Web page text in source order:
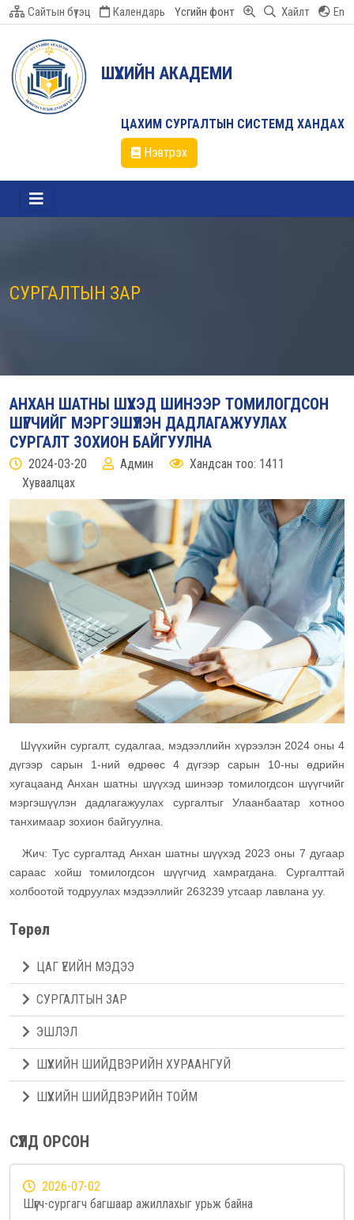
Сайтын бүтэц Календарь Үсгийн фонт Хайлт En
ШҮҮХИЙН АКАДЕМИ
ЦАХИМ СУРГАЛТЫН СИСТЕМД ХАНДАХ
Нэвтрэх
СУРГАЛТЫН ЗАР
АНХАН ШАТНЫ ШҮҮХЭД ШИНЭЭР ТОМИЛОГДСОН
ШҮҮГЧИЙГ МЭРГЭШҮҮЛЭН ДАДЛАГАЖУУЛАХ
СУРГАЛТ ЗОХИОН БАЙГУУЛНА
2024-03-20 Админ
Хандсан тоо: 1411
Хуваалцах
Шүүхийн сургалт, судалгаа, мэдээллийн хүрээлэн 2024 оны 4
дүгээр сарын 1-ний өдрөөс 4 дүгээр сарын 10-ны өдрийн
хугацаанд Анхан шатны шүүхэд шинээр томилогдсон шүүгчийг
мэргэшүүлэн дадлагажуулах сургалтыг Улаанбаатар хотноо
танхимаар зохион байгуулна.
Жич: Тус сургалтад Анхан шатны шүүхэд 2023 оны 7 дугаар
сараас хойш томилогдсон шүүгчид хамрагдана. Сургалттай
холбоотой тодруулах мэдээллийг 263239 утсаар лавлана уу.
Төрөл
ЦАГ ҮЕИЙН МЭДЭЭ
СУРГАЛТЫН ЗАР
ЭШЛЭЛ
ШҮҮХИЙН ШИЙДВЭРИЙН ХУРААНГУЙ
ШҮҮХИЙН ШИЙДВЭРИЙН ТОЙМ
СҮҮЛД ОРСОН
2026-07-02
Шүүгч-сургагч багшаар ажиллахыг урьж байна